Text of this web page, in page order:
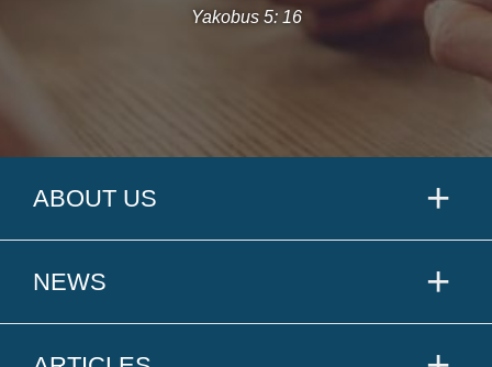
Yakobus 5: 16
ABOUT US
NEWS